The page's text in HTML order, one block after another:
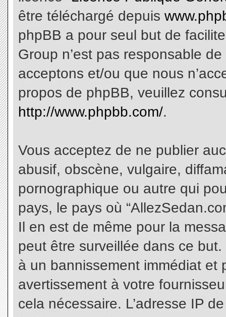
être téléchargé depuis
phpBB a pour seul but de
Group n’est pas responsable
acceptons et/ou que nous
propos de phpBB, veuillez
http://www.phpbb.com/.
Vous acceptez de ne publier
abusif, obscène, vulgaire,
pornographique ou autre qui
pays, le pays où
Il en est de même pour la
peut être surveillée dans ce
à un bannissement immédiat et
avertissement à votre
cela nécessaire. L’adresse IP